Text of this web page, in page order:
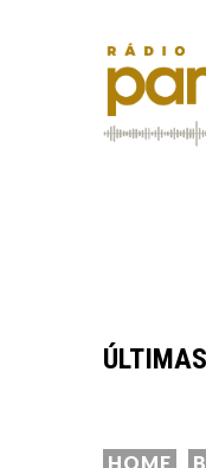
TEMPORAL
HOME